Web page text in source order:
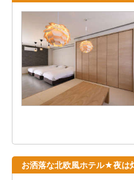
お洒落な北欧風ホテル★夜は